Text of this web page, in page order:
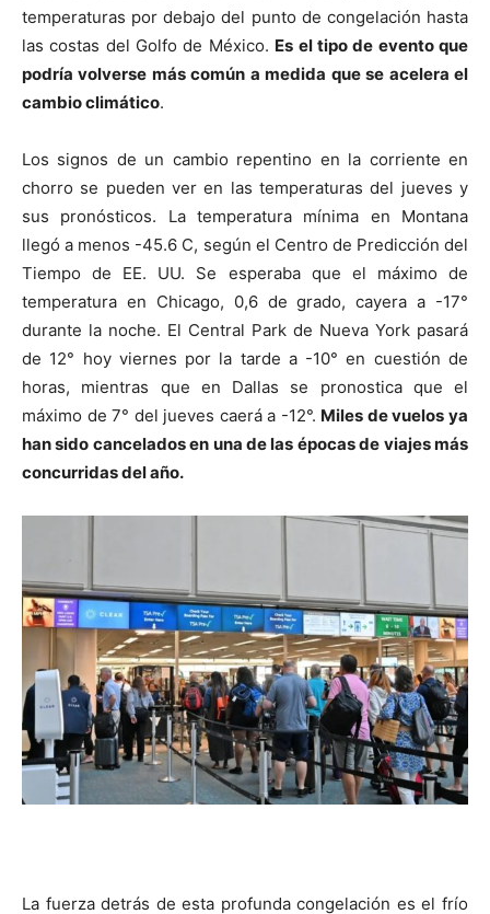
temperaturas por debajo del punto de congelación hasta
las costas del Golfo de México. Es el tipo de evento que
podría volverse más común a medida que se acelera el
cambio climático.
Los signos de un cambio repentino en la corriente en
chorro se pueden ver en las temperaturas del jueves y
sus pronósticos. La temperatura mínima en Montana
llegó a menos -45.6 C, según el Centro de Predicción del
Tiempo de EE. UU. Se esperaba que el máximo de
temperatura en Chicago, 0,6 de grado, cayera a -17°
durante la noche. El Central Park de Nueva York pasará
de 12° hoy viernes por la tarde a -10° en cuestión de
horas, mientras que en Dallas se pronostica que el
máximo de 7° del jueves caerá a -12°. Miles de vuelos ya
han sido cancelados en una de las épocas de viajes más
concurridas del año.
La fuerza detrás de esta profunda congelación es el frío